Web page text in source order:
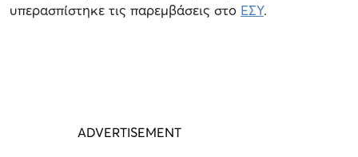
υπερασπίστηκε τις παρεμβάσεις στο ΕΣΥ.